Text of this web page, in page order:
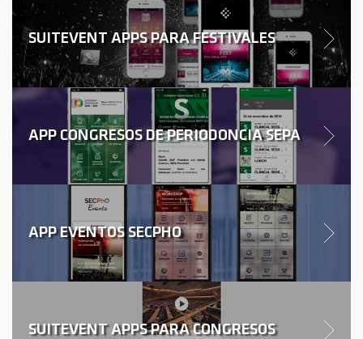
SUITEVENT APPS PARA FESTIVALES
APP CONGRESOS DE PERIODONCIA SEPA
APP EVENTOS SECPHO
SUITEVENT APPS PARA CONGRESOS